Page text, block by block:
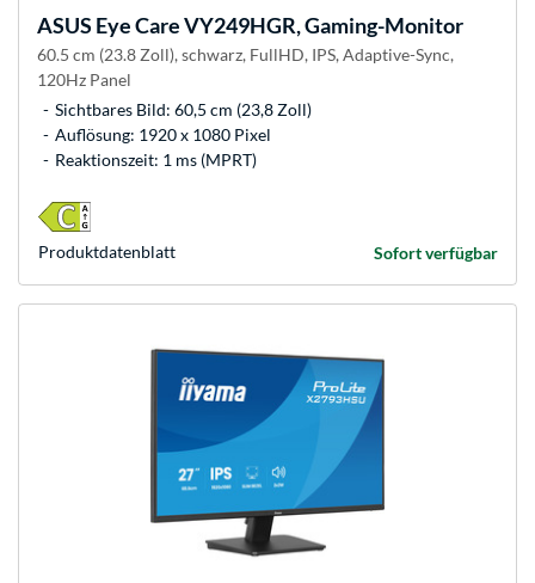
ASUS Eye Care VY249HGR, Gaming-Monitor
60.5 cm (23.8 Zoll), schwarz, FullHD, IPS, Adaptive-Sync,
120Hz Panel
Sichtbares Bild: 60,5 cm (23,8 Zoll)
Auflösung: 1920 x 1080 Pixel
Reaktionszeit: 1 ms (MPRT)
Sofort verfügbar
Produkt­datenblatt